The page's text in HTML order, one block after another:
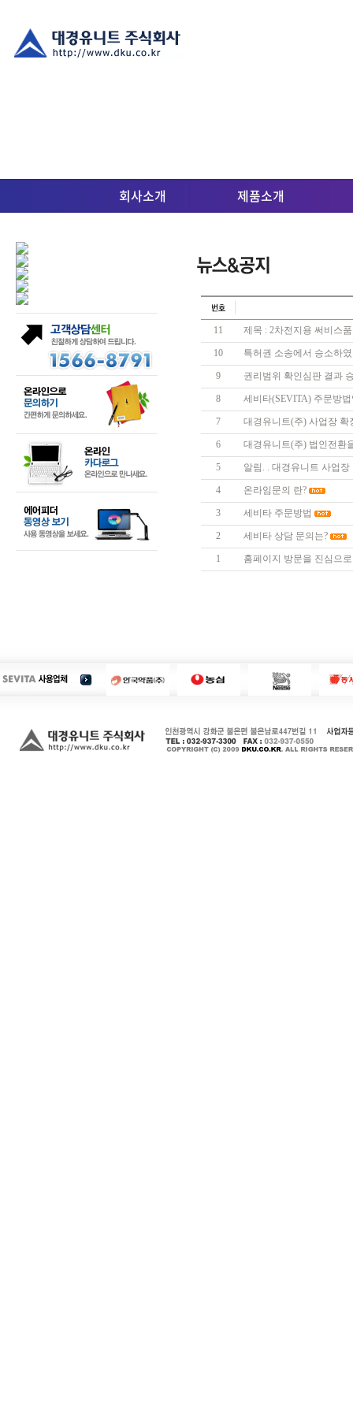
회사소개 제품소개
11 제목 : 2차전지용 써비스
10 특허권 소송에서 승소하
9 권리범위 확인심판 결과
8 세비타(SEVITA) 주문방
7 대경유니트(주) 사업장 확
6 대경유니트(주) 법인전환
5 알림. . 대경유니트 사업장
4 온라임문의 란?
3 세비타 주문방법
2 세비타 상담 문의는?
1 홈페이지 방문을 진심으